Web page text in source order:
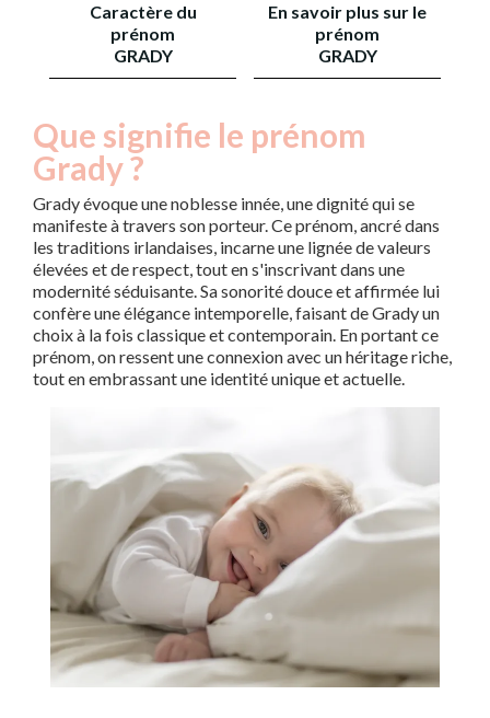
Caractère du
prénom
GRADY
En savoir plus sur le
prénom
GRADY
Que signifie le prénom
Grady ?
Grady évoque une noblesse innée, une dignité qui se
manifeste à travers son porteur. Ce prénom, ancré dans
les traditions irlandaises, incarne une lignée de valeurs
élevées et de respect, tout en s'inscrivant dans une
modernité séduisante. Sa sonorité douce et affirmée lui
confère une élégance intemporelle, faisant de Grady un
choix à la fois classique et contemporain. En portant ce
prénom, on ressent une connexion avec un héritage riche,
tout en embrassant une identité unique et actuelle.